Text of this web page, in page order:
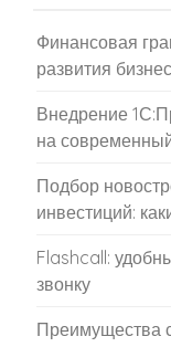
Финансовая
развития
Внедрение
на
Подбор
инвестиций:
Flashcall:
звонку
Преимущества